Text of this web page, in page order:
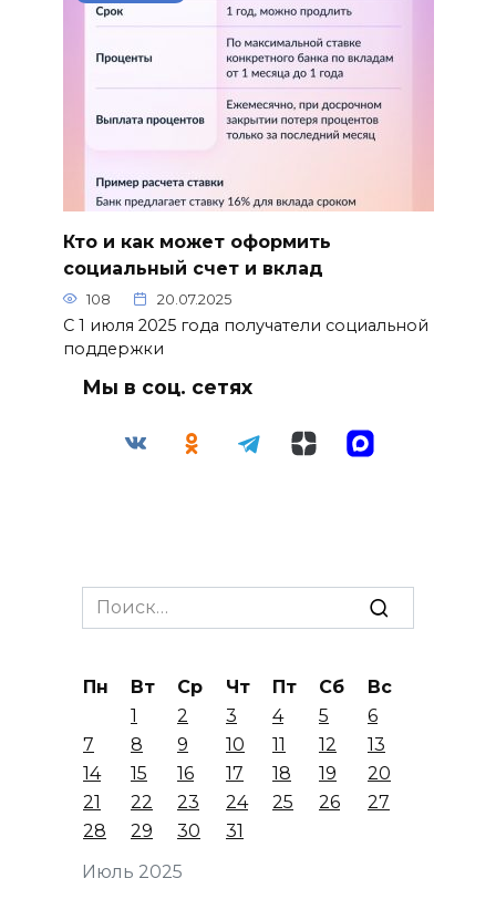
Кто и как может оформить
социальный счет и вклад
108 20.07.2025
С 1 июля 2025 года получатели социальной
поддержки
Мы в соц. сетях
Search
for:
Июль 2025
Пн Вт Ср Чт Пт Сб
Вс
1
2 3 4 5
6
7
8 9 10 11 12
13
14
15 16 17 18 19
20
21
22 23 24 25 26
27
28
29 30 31